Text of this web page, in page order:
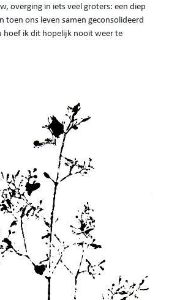
overging in iets veel groters: een diep
toen ons leven samen geconsolideerd
hoef ik dit hopelijk nooit weer te